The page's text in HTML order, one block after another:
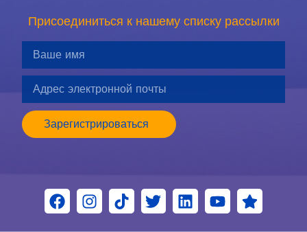
Присоединиться к нашему списку рассылки
Зарегистрироваться